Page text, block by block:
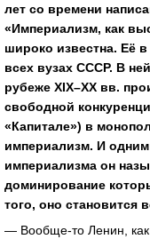
лет со времени
«Империализм, как
широко известна. Её
всех вузах СССР. В
рубеже XIX–XX вв.
свободной
«Капитале») в
империализм. И одним
империализма он
доминирование
того, оно становится
— Вообще-то Ленин,